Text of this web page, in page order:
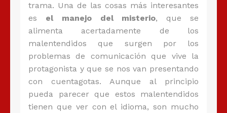
trama. Una de las cosas más interesantes
es el manejo del misterio, que se
alimenta acertadamente de los
malentendidos que surgen por los
problemas de comunicación que vive la
protagonista y que se nos van presentando
con cuentagotas. Aunque al principio
pueda parecer que estos malentendidos
tienen que ver con el idioma, son mucho